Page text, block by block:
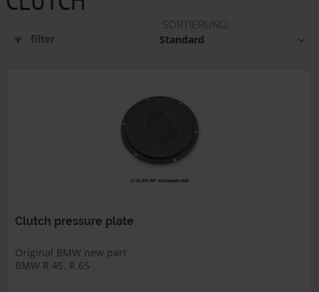
filter
Clutch pressure plate
Original BMW new part
BMW R 45, R 65